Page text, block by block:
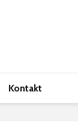
Kontakt